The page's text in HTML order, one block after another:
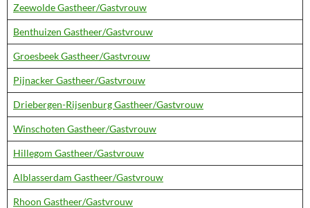
Zeewolde Gastheer/Gastvrouw
Benthuizen Gastheer/Gastvrouw
Groesbeek Gastheer/Gastvrouw
Pijnacker Gastheer/Gastvrouw
Driebergen-Rijsenburg Gastheer/Gastvrouw
Winschoten Gastheer/Gastvrouw
Hillegom Gastheer/Gastvrouw
Alblasserdam Gastheer/Gastvrouw
Rhoon Gastheer/Gastvrouw